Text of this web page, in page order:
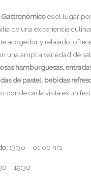
Gastronómicoes el lugar
de una experiencia
acogedor y relajado,
una amplia variedad de
hamburguesas,
de pastel, bebidas
donde cada visita es un
13:30 – 01:00 hrs
– 19:30